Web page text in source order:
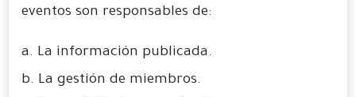
eventos son responsables de:
a. La información publicada.
b. La gestión de miembros.